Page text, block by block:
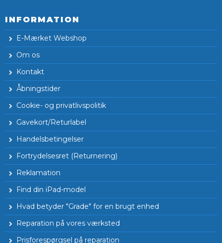
INFORMATION
E-Mærket Webshop
Om os
Kontakt
Åbningstider
Cookie- og privatlivspolitik
Gavekort/Returlabel
Handelsbetingelser
Fortrydelsesret (Returnering)
Reklamation
Find din iPad-model
Hvad betyder "Grade" for en brugt enhed
Reparation på vores værksted
Prisforespørgsel på reparation